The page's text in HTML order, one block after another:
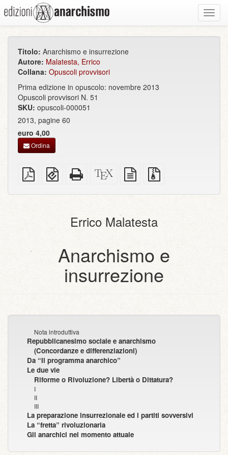
Titolo: Anarchismo e insurrezione
Autore: Malatesta, Errico
Collana: Opuscoli provvisori
Prima edizione in opuscolo: novembre 2013
Opuscoli provvisori N. 51
SKU: opuscoli-000051
2013, pagine 60
euro 4,00
Ordina
PDF
semplice
EPUB
(per
HTML
completo
Sorgenti
XeLaTeX
sorgente
Errico Malatesta
Anarchismo e
insurrezione
Nota introduttiva
Repubblicanesimo sociale e anarchismo
(Concordanze e differenziazioni)
Da “Il programma anarchico”
Le due vie
Riforme o Rivoluzione? Libertà o Dittatura?
I
II
III
La preparazione insurrezionale ed i partiti sovversivi
La “fretta” rivoluzionaria
Gli anarchici nel momento attuale